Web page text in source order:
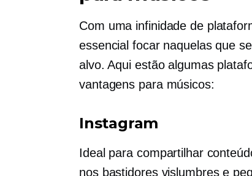
Com uma infinidade de
essencial focar naquelas que
alvo. Aqui estão algumas
vantagens para músicos:
Instagram
Ideal para compartilhar
nos bastidoresvislumbres e